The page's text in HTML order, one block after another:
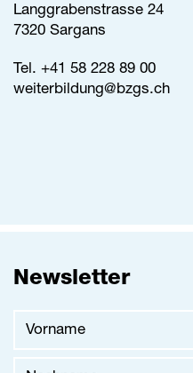
Langgrabenstrasse 24
7320 Sargans
Tel. +41 58 228 89 00
weiterbildung@bzgs.ch
Newsletter